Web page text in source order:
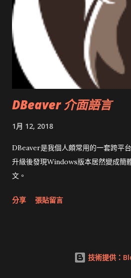
DBeaver 介面語言
1月 12, 2018
DBeaver是我個人頗常用的一套跨平
升級後發現Windows版本居然變成簡
文。
分享 張貼留言
技術提供：